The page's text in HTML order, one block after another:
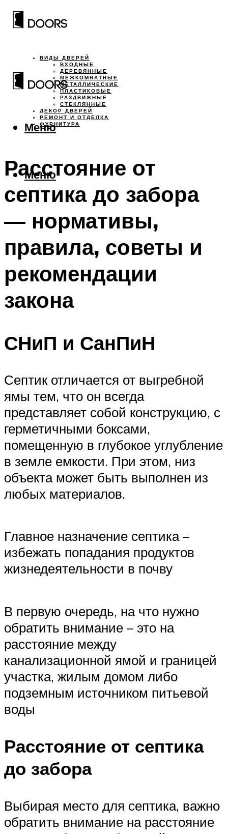
ВИДЫ ДВЕРЕЙ
ВХОДНЫЕ
ДЕРЕВЯННЫЕ
МЕЖКОМНАТНЫЕ
МЕТАЛЛИЧЕСКИЕ
ПЛАСТИКОВЫЕ
РАЗДВИЖНЫЕ
СТЕКЛЯННЫЕ
ДЕКОР ДВЕРЕЙ
РЕМОНТ И ОТДЕЛКА
ФУРНИТУРА
Меню
Меню
Расстояние от
септика до забора
— нормативы,
правила, советы и
рекомендации
закона
СНиП и СанПиН
Септик отличается от выгребной
ямы тем, что он всегда
представляет собой конструкцию, с
герметичными боксами,
помещенную в глубокое углубление
в земле емкости. При этом, низ
объекта может быть выполнен из
любых материалов.
Главное назначение септика –
избежать попадания продуктов
жизнедеятельности в почву
В первую очередь, на что нужно
обратить внимание – это на
расстояние между
канализационной ямой и границей
участка, жилым домом либо
подземным источником питьевой
воды
Расстояние от септика
до забора
Выбирая место для септика, важно
обратить внимание на расстояние